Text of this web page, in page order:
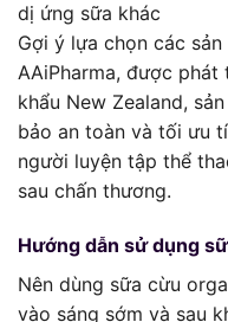
dị ứng sữa khác
Gợi ý lựa chọn các
AAiPharma, được
khẩu New Zealand,
bảo an toàn và tối ưu
người luyện tập thể
sau chấn thương.
Hướng dẫn sử dụng
Nên dùng sữa cừu
vào sáng sớm và sau